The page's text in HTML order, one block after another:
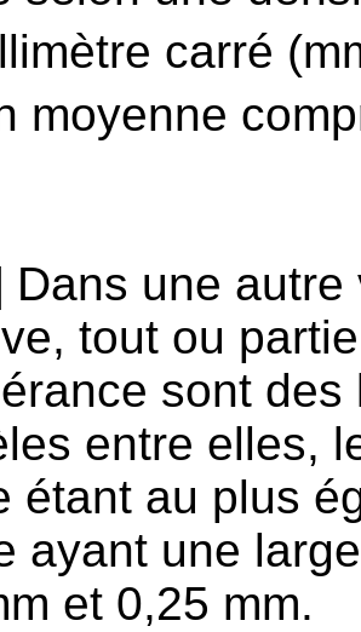
carré
moyenne
Dans une
tout ou
sont
entre elles,
étant au plus
ayant une
et 0,25 mm.